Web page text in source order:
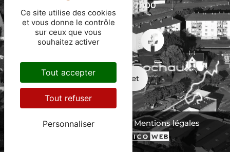
Et de 13h30 à 17h00
Nous écrire
Mon trajet
Protection des données
Mentions légales
Ce site utilise des cookies
et vous donne le contrôle
sur ceux que vous
souhaitez activer
Tout accepter
Tout refuser
Personnaliser